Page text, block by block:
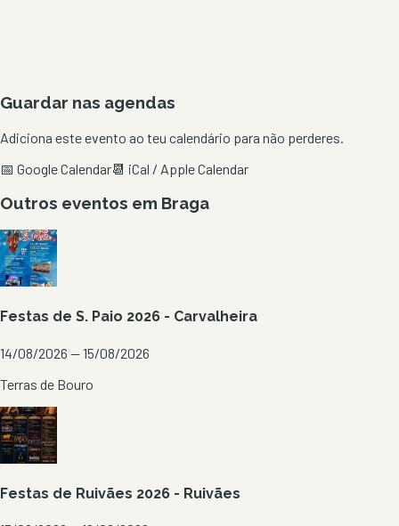
Guardar nas agendas
Adiciona este evento ao teu calendário para não perderes.
📅 Google Calendar📆 iCal / Apple Calendar
Outros eventos em Braga
Festas de S. Paio 2026 - Carvalheira
14/08/2026 — 15/08/2026
Terras de Bouro
Festas de Ruivães 2026 - Ruivães